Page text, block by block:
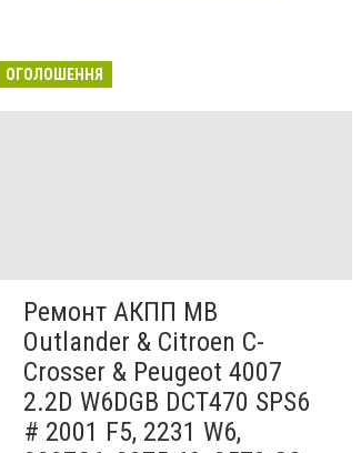
ОГОЛОШЕННЯ
Ремонт АКПП MB
Outlander & Citroen C-
Crosser & Peugeot 4007
2.2D W6DGB DCT470 SPS6
# 2001 F5, 2231 W6,